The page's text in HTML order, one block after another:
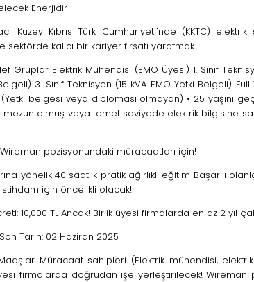
Enerjidir
Kuzey Kıbrıs Türk Cumhuriyeti'nde (KKTC)
kalıcı bir kariyer fırsatı yaratmak.
Gruplar Elektrik Mühendisi (EMO Üyesi) 1. Sınıf
3. Sınıf Teknisyen (15 kVA EMO Yetki Belgeli)
belgesi veya diploması olmayan) • 25 yaşını
mezun olmuş veya temel seviyede elektrik bilgisine
Wireman pozisyonundaki müracaatları için!
yönelik 40 saatlik pratik ağırlıklı eğitim Başarılı
için öncelikli olacak!
10,000 TL Ancak! Birlik üyesi firmalarda en az 2 yıl
Tarih: 02 Haziran 2025
Müracaat sahipleri (Elektrik mühendisi,
firmalarda doğrudan işe yerleştirilecek!